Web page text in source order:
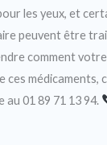
les yeux, et
peuvent être
comment
ces médicaments,
01 89 71 13 94.